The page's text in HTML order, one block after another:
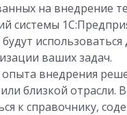
на внедрение
системы
использоваться
ваших задач.
внедрения
близкой отрасли.
к справочнику,